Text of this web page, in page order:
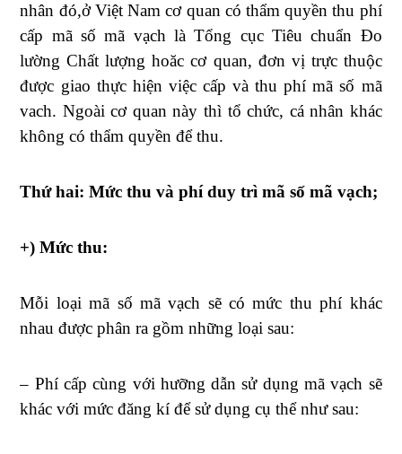
nhân đó,ở Việt Nam cơ quan có thẩm quyền thu phí
cấp mã số mã vạch là Tổng cục Tiêu chuẩn Đo
lường Chất lượng hoăc cơ quan, đơn vị trực thuộc
được giao thực hiện việc cấp và thu phí mã số mã
vach. Ngoài cơ quan này thì tổ chức, cá nhân khác
không có thẩm quyền để thu.
Thứ hai: Mức thu và phí duy trì mã số mã vạch;
+) Mức thu:
Mỗi loại mã số mã vạch sẽ có mức thu phí khác
nhau được phân ra gồm những loại sau:
– Phí cấp cùng với hưỡng dẫn sử dụng mã vạch sẽ
khác với mức đăng kí để sử dụng cụ thể như sau: